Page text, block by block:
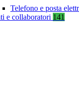
Telefono e posta
e collaboratori 141